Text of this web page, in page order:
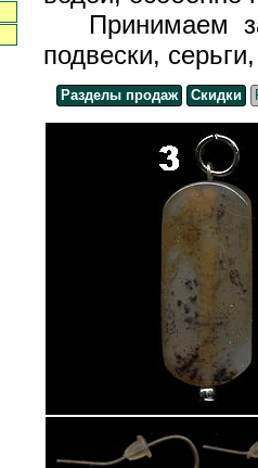
Принимаем
подвески,
Разделы продаж Скидки